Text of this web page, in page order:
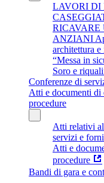
LAVORI DI
RICAVARE
ANZIANI
architettura e
“Messa in
Soro e
Conferenze di
Atti e documenti di
procedure
Atti relativi
servizi e
Atti e
procedure
Bandi di gara e